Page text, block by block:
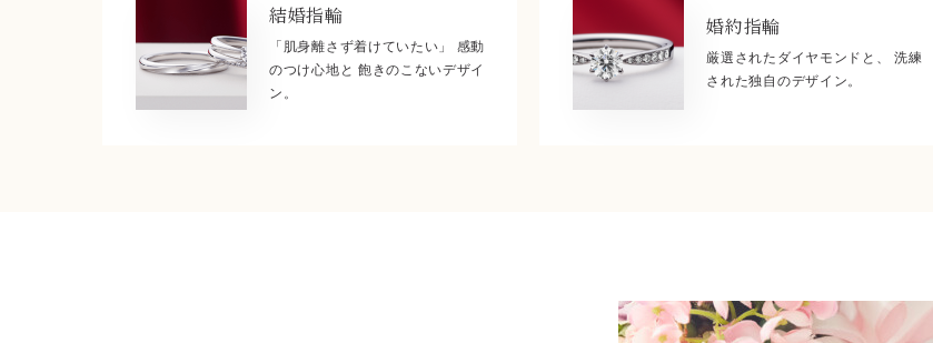
結婚指輪
「肌身離さず着けていたい」 感動
のつけ心地と 飽きのこないデザイ
ン。
婚約指輪
厳選されたダイヤモンドと、 洗練
された独自のデザイン。